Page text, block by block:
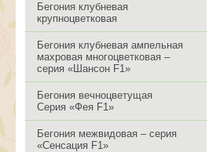
Бегония клубневая
крупноцветковая
Бегония клубневая ампельная
махровая многоцветковая –
серия «Шансон F1»
Бегония вечноцветущая
Серия «Фея F1»
Бегония межвидовая – серия
«Сенсация F1»